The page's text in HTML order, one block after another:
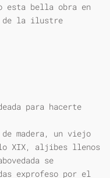
esta bella obra en
de la ilustre
para hacerte
de madera, un viejo
XIX, aljibes llenos
se
exprofeso por el